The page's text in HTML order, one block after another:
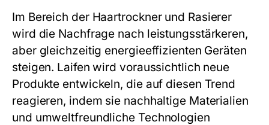
Im Bereich der Haartrockner und Rasierer
wird die Nachfrage nach leistungsstärkeren,
aber gleichzeitig energieeffizienten Geräten
steigen. Laifen wird voraussichtlich neue
Produkte entwickeln, die auf diesen Trend
reagieren, indem sie nachhaltige Materialien
und umweltfreundliche Technologien